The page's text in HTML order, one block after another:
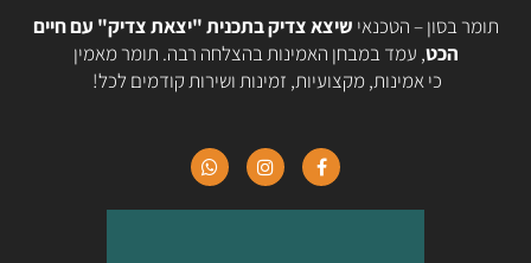
תומר בסון – הטכנאי שיצא צדיק בתכנית "יצאת צדיק" עם חיים
הכט, עמד במבחן האמינות בהצלחה רבה. תומר מאמין
כי אמינות, מקצועיות, זמינות ושירות קודמים לכל!